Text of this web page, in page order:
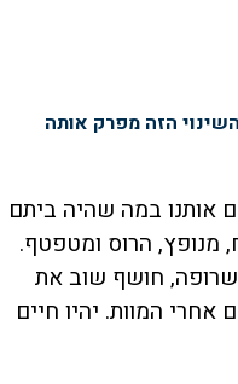
הזה מפרק אותה
אותנו במה שהיה ביתם
מנופץ, הרוס ומטפטף.
חושף שוב את
אחרי המוות. יהיו חיים